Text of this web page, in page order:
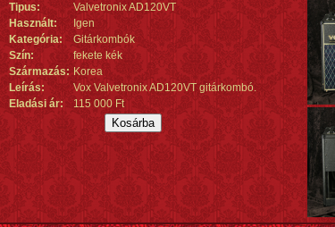
Tipus:
Valvetronix AD120VT
Használt:
Igen
Kategória:
Gitárkombók
Szín:
fekete kék
Származás: Korea
Leírás:
Vox Valvetronix AD120VT gitárkombó.
Eladási ár:
115 000 Ft